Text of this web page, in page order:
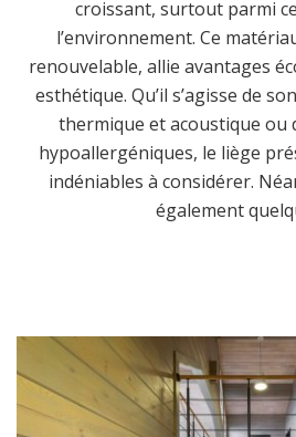
croissant, surtout parmi
l’environnement. Ce
renouvelable, allie avantages
esthétique. Qu’il s’agisse de
thermique et acoustique ou
hypoallergéniques, le liège
indéniables à considérer.
également